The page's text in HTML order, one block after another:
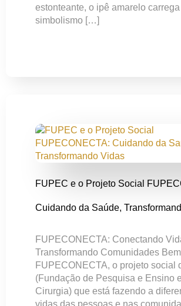
estonteante, o ipê amarelo
simbolismo […]
FUPEC e o Projeto Social
Cuidando da Saúde,
FUPECONECTA: Conectando
Transformando Comunidades
FUPECONECTA, o projeto social
(Fundação de Pesquisa e Ensino
Cirurgia) que está fazendo a
vidas das pessoas e nas